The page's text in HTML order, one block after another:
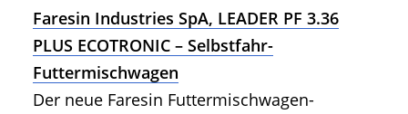
Faresin Industries SpA, LEADER PF 3.36
PLUS ECOTRONIC – Selbstfahr-
Futtermischwagen
Der neue Faresin Futtermischwagen-